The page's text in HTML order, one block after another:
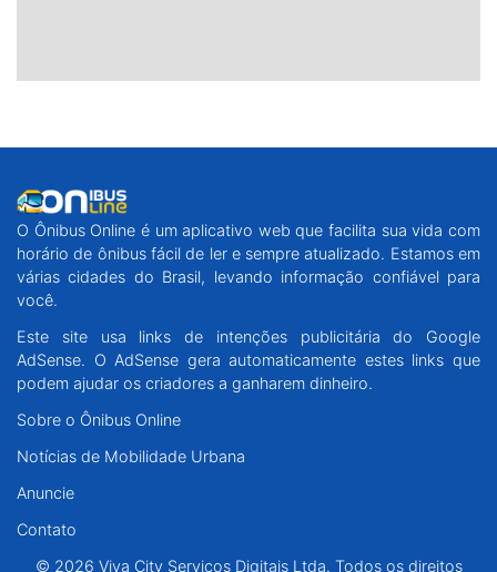
O Ônibus Online é um aplicativo web que facilita sua vida com
horário de ônibus fácil de ler e sempre atualizado. Estamos em
várias cidades do Brasil, levando informação confiável para
você.
Este site usa links de intenções publicitária do Google
AdSense. O AdSense gera automaticamente estes links que
podem ajudar os criadores a ganharem dinheiro.
Sobre o Ônibus Online
Notícias de Mobilidade Urbana
Anuncie
Contato
© 2026 Viva City Serviços Digitais Ltda. Todos os direitos